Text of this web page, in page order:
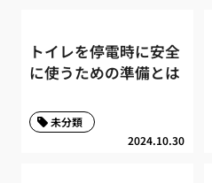
トイレを停電時に安全
に使うための準備とは
2024.10.30
未分類